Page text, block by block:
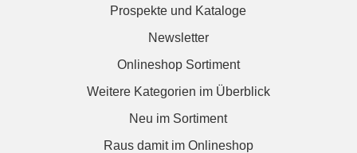
Prospekte und Kataloge
Newsletter
Onlineshop Sortiment
Weitere Kategorien im Überblick
Neu im Sortiment
Raus damit im Onlineshop